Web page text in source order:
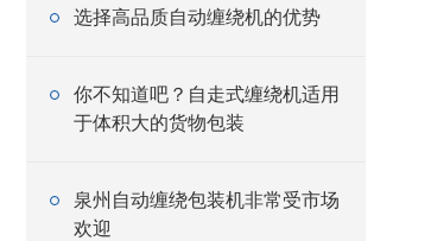
选择高品质自动缠绕机的优势
你不知道吧？自走式缠绕机适用
于体积大的货物包装
泉州自动缠绕包装机非常受市场
欢迎